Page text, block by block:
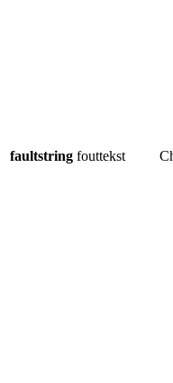
faultstring fouttekst